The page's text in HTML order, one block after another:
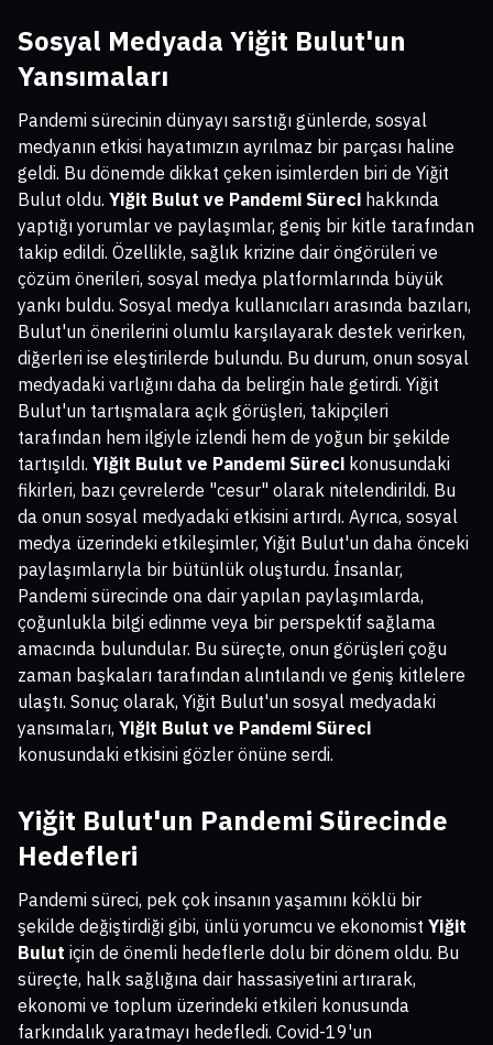
Sosyal Medyada Yiğit Bulut'un
Yansımaları
Pandemi sürecinin dünyayı sarstığı günlerde, sosyal
medyanın etkisi hayatımızın ayrılmaz bir parçası haline
geldi. Bu dönemde dikkat çeken isimlerden biri de Yiğit
Bulut oldu. Yiğit Bulut ve Pandemi Süreci hakkında
yaptığı yorumlar ve paylaşımlar, geniş bir kitle tarafından
takip edildi. Özellikle, sağlık krizine dair öngörüleri ve
çözüm önerileri, sosyal medya platformlarında büyük
yankı buldu. Sosyal medya kullanıcıları arasında bazıları,
Bulut'un önerilerini olumlu karşılayarak destek verirken,
diğerleri ise eleştirilerde bulundu. Bu durum, onun sosyal
medyadaki varlığını daha da belirgin hale getirdi. Yiğit
Bulut'un tartışmalara açık görüşleri, takipçileri
tarafından hem ilgiyle izlendi hem de yoğun bir şekilde
tartışıldı. Yiğit Bulut ve Pandemi Süreci konusundaki
fikirleri, bazı çevrelerde "cesur" olarak nitelendirildi. Bu
da onun sosyal medyadaki etkisini artırdı. Ayrıca, sosyal
medya üzerindeki etkileşimler, Yiğit Bulut'un daha önceki
paylaşımlarıyla bir bütünlük oluşturdu. İnsanlar,
Pandemi sürecinde ona dair yapılan paylaşımlarda,
çoğunlukla bilgi edinme veya bir perspektif sağlama
amacında bulundular. Bu süreçte, onun görüşleri çoğu
zaman başkaları tarafından alıntılandı ve geniş kitlelere
ulaştı. Sonuç olarak, Yiğit Bulut'un sosyal medyadaki
yansımaları, Yiğit Bulut ve Pandemi Süreci
konusundaki etkisini gözler önüne serdi.
Yiğit Bulut'un Pandemi Sürecinde
Hedefleri
Pandemi süreci, pek çok insanın yaşamını köklü bir
şekilde değiştirdiği gibi, ünlü yorumcu ve ekonomist Yiğit
Bulut için de önemli hedeflerle dolu bir dönem oldu. Bu
süreçte, halk sağlığına dair hassasiyetini artırarak,
ekonomi ve toplum üzerindeki etkileri konusunda
farkındalık yaratmayı hedefledi. Covid-19'un